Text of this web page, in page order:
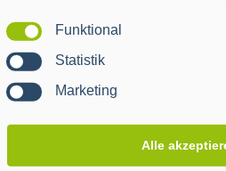
Funktional
Statistik
Marketing
Alle
mit uns auszutauschen.